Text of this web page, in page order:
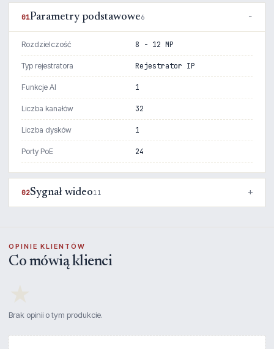
01Parametry podstawowe6
Rozdzielczość 8 - 12 MP
Typ rejestratora Rejestrator IP
Funkcje AI 1
Liczba kanałów 32
Liczba dysków 1
Porty PoE 24
02Sygnał wideo11
OPINIE KLIENTÓW
Co mówią klienci
Brak opinii o tym produkcie.